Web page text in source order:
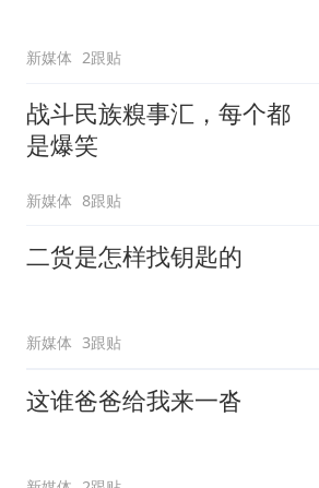
新媒体 2跟贴
战斗民族糗事汇，每个都
是爆笑
新媒体 8跟贴
二货是怎样找钥匙的
新媒体 3跟贴
这谁爸爸给我来一沓